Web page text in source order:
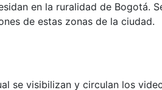
en la ruralidad de Bogotá.
de estas zonas de la ciudad.
se visibilizan y circulan los